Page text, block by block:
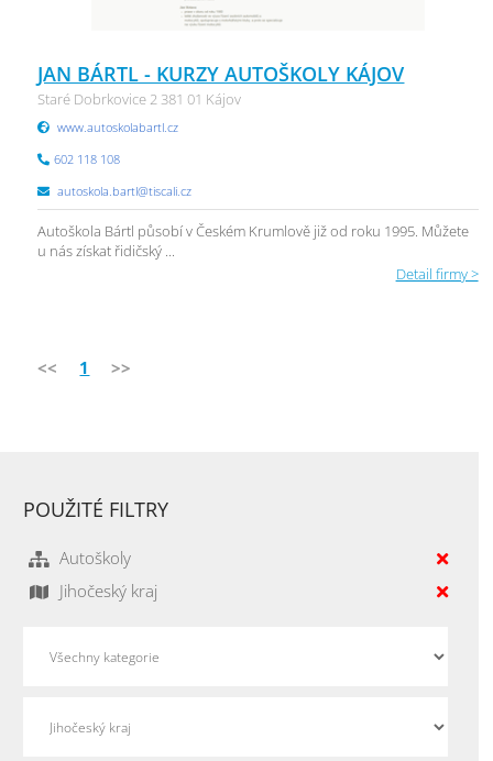
JAN BÁRTL - KURZY AUTOŠKOLY KÁJOV
Staré Dobrkovice 2 381 01 Kájov
www.autoskolabartl.cz
602 118 108
autoskola.bartl@tiscali.cz
Autoškola Bártl působí v Českém Krumlově již od roku 1995. Můžete
u nás získat řidičský ...
Detail firmy >
<< 1 >>
POUŽITÉ FILTRY
Autoškoly
Jihočeský kraj